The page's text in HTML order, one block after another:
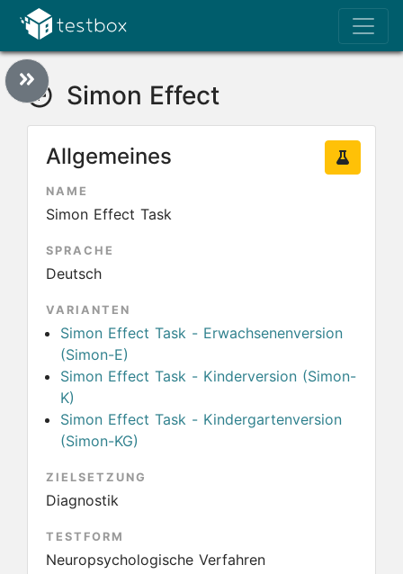
Simon Effect
Allgemeines
NAME
Simon Effect Task
SPRACHE
Deutsch
VARIANTEN
Simon Effect Task - Erwachsenenversion
(Simon-E)
Simon Effect Task - Kinderversion (Simon-
K)
Simon Effect Task - Kindergartenversion
(Simon-KG)
ZIELSETZUNG
Diagnostik
TESTFORM
Neuropsychologische Verfahren